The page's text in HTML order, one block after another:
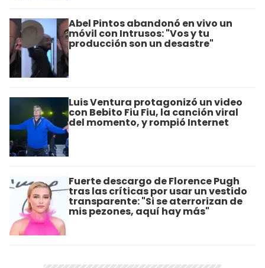
Abel Pintos abandonó en vivo un
móvil con Intrusos: "Vos y tu
producción son un desastre"
Luis Ventura protagonizó un video
con Bebito Fiu Fiu, la canción viral
del momento, y rompió Internet
Fuerte descargo de Florence Pugh
tras las críticas por usar un vestido
transparente: "Si se aterrorizan de
mis pezones, aquí hay más"